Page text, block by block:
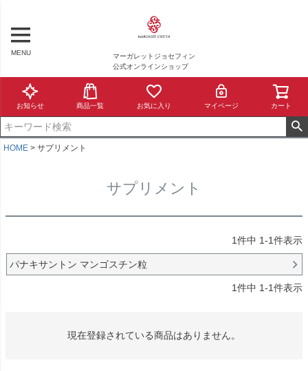
MENU
マーガレットジョセフィン
公式オンラインショップ
お知らせ 商品一覧 お気に入り マイページ カート
HOME サプリメント
サプリメント
1件中 1-1件表示
パナキサントン マンゴスチン粒
1件中 1-1件表示
現在登録されている商品はありません。